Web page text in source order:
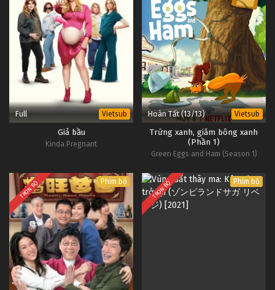
Full Vietsub
Giả bầu
Kinda Pregnant
Hoàn Tất (13/13) Vietsub
Trứng xanh, giăm bông xanh
(Phần 1)
Green Eggs and Ham (Season 1)
TRỌN BỘ Phim bộ TRỌN BỘ Phim bộ